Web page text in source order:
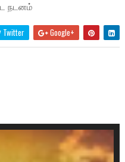
நடனம்
Twitter Google+